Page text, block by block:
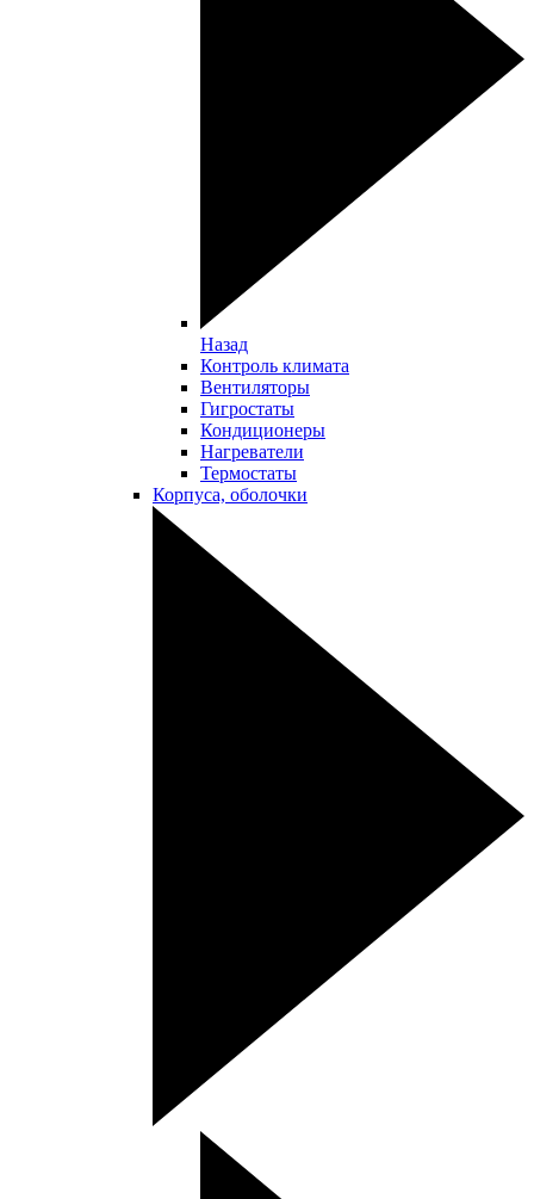
Назад
Контроль климата
Вентиляторы
Гигростаты
Кондиционеры
Нагреватели
Термостаты
Корпуса, оболочки